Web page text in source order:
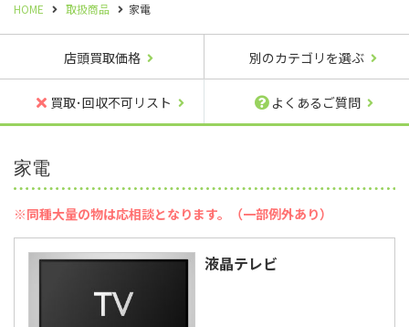
HOME 取扱商品 家電
店頭買取価格 別のカテゴリを選ぶ
買取･回収不可リスト よくあるご質問
家電
※同種大量の物は応相談となります。（一部例外あり）
液晶テレビ